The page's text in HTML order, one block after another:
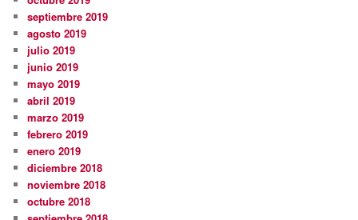
septiembre 2019
agosto 2019
julio 2019
junio 2019
mayo 2019
abril 2019
marzo 2019
febrero 2019
enero 2019
diciembre 2018
noviembre 2018
octubre 2018